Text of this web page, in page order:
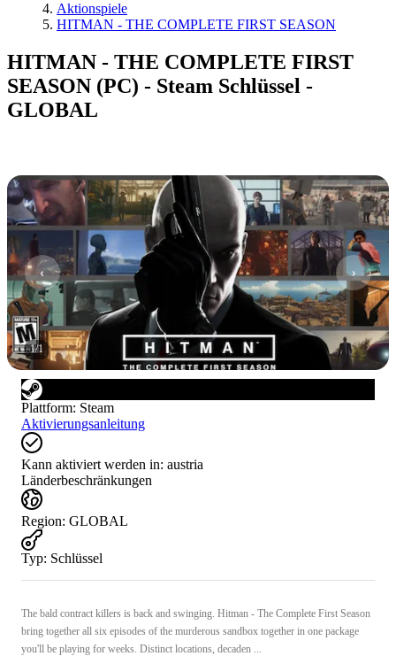
Aktionspiele
HITMAN - THE COMPLETE FIRST SEASON
HITMAN - THE COMPLETE FIRST
SEASON (PC) - Steam Schlüssel -
GLOBAL
1/1
Plattform: Steam
Aktivierungsanleitung
Kann aktiviert werden in: austria
Länderbeschränkungen
Region: GLOBAL
Typ: Schlüssel
The bald contract killers is back and swinging. Hitman - The Complete First Season
bring together all six episodes of the murderous sandbox together in one package
you'll be playing for weeks. Distinct locations, decaden ...